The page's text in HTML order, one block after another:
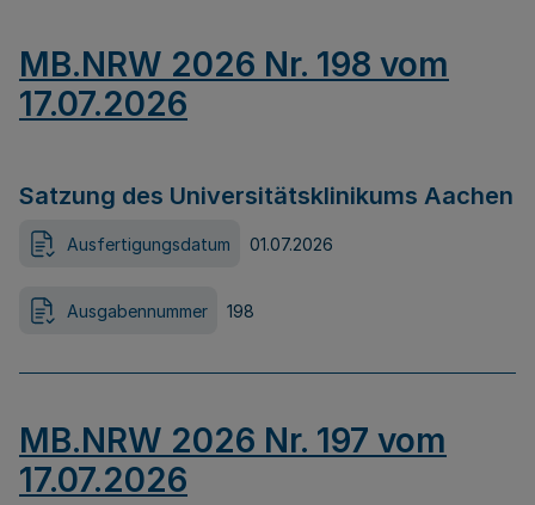
MB.NRW 2026 Nr. 198 vom
17.07.2026
Satzung des Universitätsklinikums Aachen
Ausfertigungsdatum 01.07.2026
Ausgabennummer 198
MB.NRW 2026 Nr. 197 vom
17.07.2026